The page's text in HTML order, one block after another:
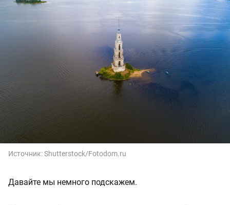
Источник:Shutterstock/Fotodom.ru
Давайте мы немного подскажем.